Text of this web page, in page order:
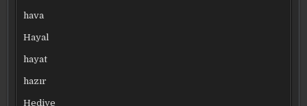
hava
Hayal
hayat
hazır
Hediye